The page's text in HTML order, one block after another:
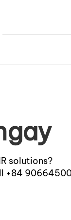
solutions?
+84